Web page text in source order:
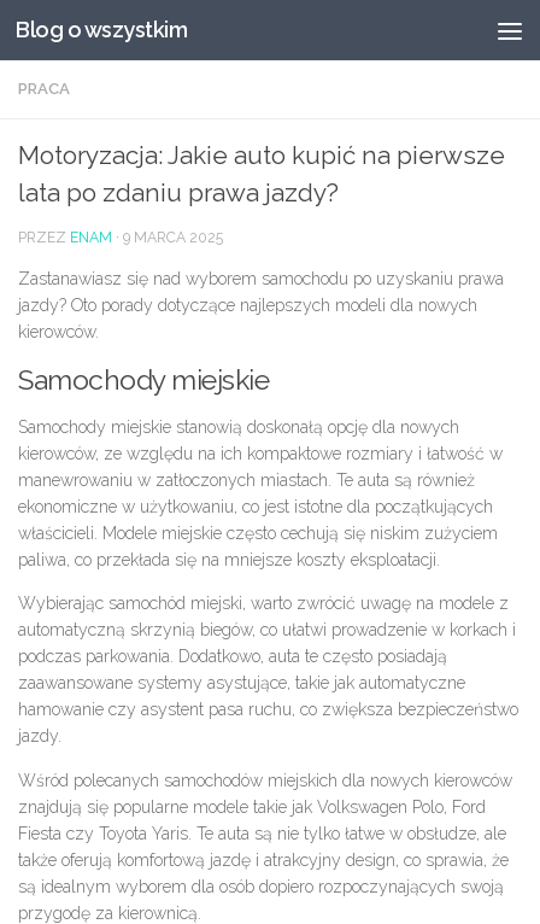
Przeskocz do treści
Blog o wszystkim
PRACA
Motoryzacja: Jakie auto kupić na pierwsze
lata po zdaniu prawa jazdy?
PRZEZ ENAM · 9 MARCA 2025
Zastanawiasz się nad wyborem samochodu po uzyskaniu prawa
jazdy? Oto porady dotyczące najlepszych modeli dla nowych
kierowców.
Samochody miejskie
Samochody miejskie stanowią doskonałą opcję dla nowych
kierowców, ze względu na ich kompaktowe rozmiary i łatwość w
manewrowaniu w zatłoczonych miastach. Te auta są również
ekonomiczne w użytkowaniu, co jest istotne dla początkujących
właścicieli. Modele miejskie często cechują się niskim zużyciem
paliwa, co przekłada się na mniejsze koszty eksploatacji.
Wybierając samochód miejski, warto zwrócić uwagę na modele z
automatyczną skrzynią biegów, co ułatwi prowadzenie w korkach i
podczas parkowania. Dodatkowo, auta te często posiadają
zaawansowane systemy asystujące, takie jak automatyczne
hamowanie czy asystent pasa ruchu, co zwiększa bezpieczeństwo
jazdy.
Wśród polecanych samochodów miejskich dla nowych kierowców
znajdują się popularne modele takie jak Volkswagen Polo, Ford
Fiesta czy Toyota Yaris. Te auta są nie tylko łatwe w obsłudze, ale
także oferują komfortową jazdę i atrakcyjny design, co sprawia, że
są idealnym wyborem dla osób dopiero rozpoczynających swoją
przygodę za kierownicą.